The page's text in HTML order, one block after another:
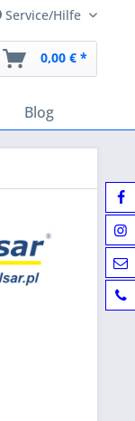
Service/Hilfe
0,00 € *
Blog